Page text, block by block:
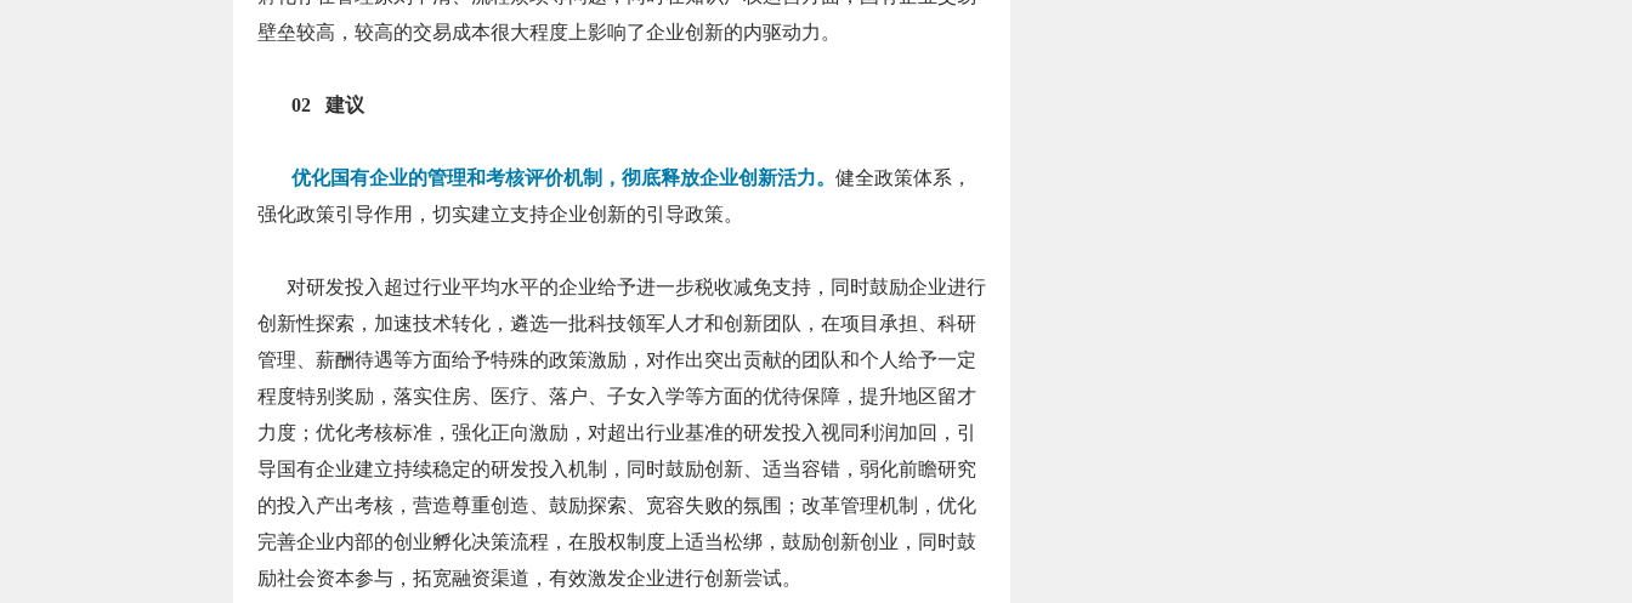
壁垒较高，较高的交易成本很大程度上影响了企业创新的内驱动力。
02 建议
优化国有企业的管理和考核评价机制，彻底释放企业创新活力。 健全政策体系，
强化政策引导作用，切实建立支持企业创新的引导政策。
对研发投入超过行业平均水平的企业给予进一步税收减免支持，同时鼓励企业进行
创新性探索，加速技术转化，遴选一批科技领军人才和创新团队，在项目承担、科研
管理、薪酬待遇等方面给予特殊的政策激励，对作出突出贡献的团队和个人给予一定
程度特别奖励，落实住房、医疗、落户、子女入学等方面的优待保障，提升地区留才
力度；优化考核标准，强化正向激励，对超出行业基准的研发投入视同利润加回，引
导国有企业建立持续稳定的研发投入机制，同时鼓励创新、适当容错，弱化前瞻研究
的投入产出考核，营造尊重创造、鼓励探索、宽容失败的氛围；改革管理机制，优化
完善企业内部的创业孵化决策流程，在股权制度上适当松绑，鼓励创新创业，同时鼓
励社会资本参与，拓宽融资渠道，有效激发企业进行创新尝试。